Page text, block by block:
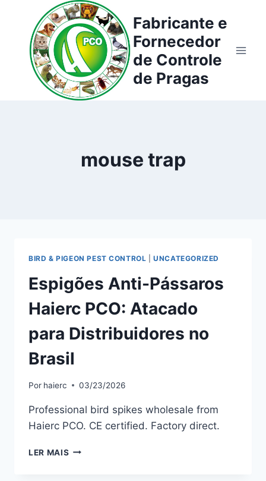
Conteúdo
Fabricante e
Fornecedor
de Controle
de Pragas
mouse trap
BIRD & PIGEON PEST CONTROL |UNCATEGORIZED
Espigões Anti-Pássaros
Haierc PCO: Atacado
para Distribuidores no
Brasil
Por haierc 03/23/2026
Professional bird spikes wholesale from
Haierc PCO. CE certified. Factory direct.
LER MAIS ESPIGÕES